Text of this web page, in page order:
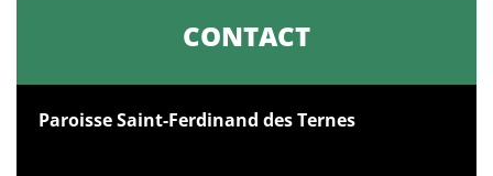
CONTACT
Paroisse Saint-Ferdinand des Ternes